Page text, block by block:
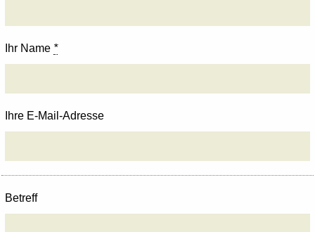
Ihr Name *
Ihre E-Mail-Adresse
Betreff